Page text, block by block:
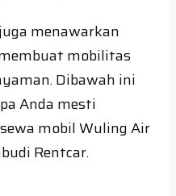
menawarkan
mobilitas
Dibawah ini
Anda mesti
mobil Wuling Air
Rentcar.